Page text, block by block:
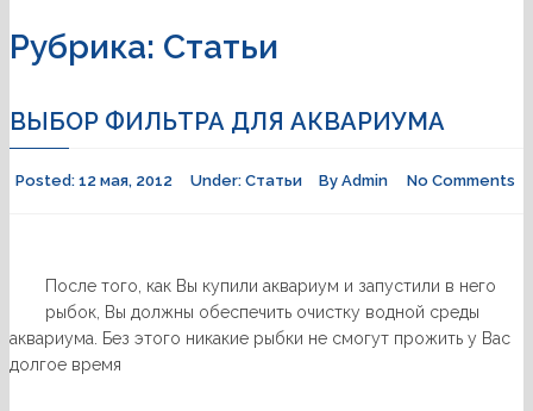
Рубрика: Статьи
ВЫБОР ФИЛЬТРА ДЛЯ АКВАРИУМА
Posted: 12 мая, 2012 Under: Статьи By Admin No Comments
После того, как Вы купили аквариум и запустили в него
рыбок, Вы должны обеспечить очистку водной среды
аквариума. Без этого никакие рыбки не смогут прожить у Вас
долгое время